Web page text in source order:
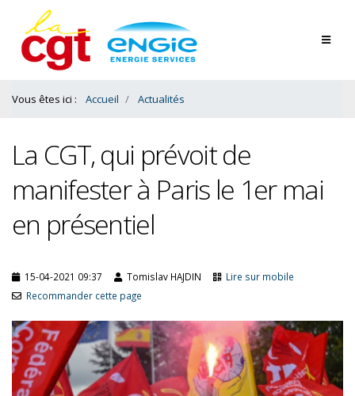
Contenu
Bas
Vous êtes ici : Accueil Actualités
La CGT, qui prévoit de
manifester à Paris le 1er mai
en présentiel
15-04-2021 09:37 Tomislav HAJDIN
Lire sur mobile
Recommander cette page